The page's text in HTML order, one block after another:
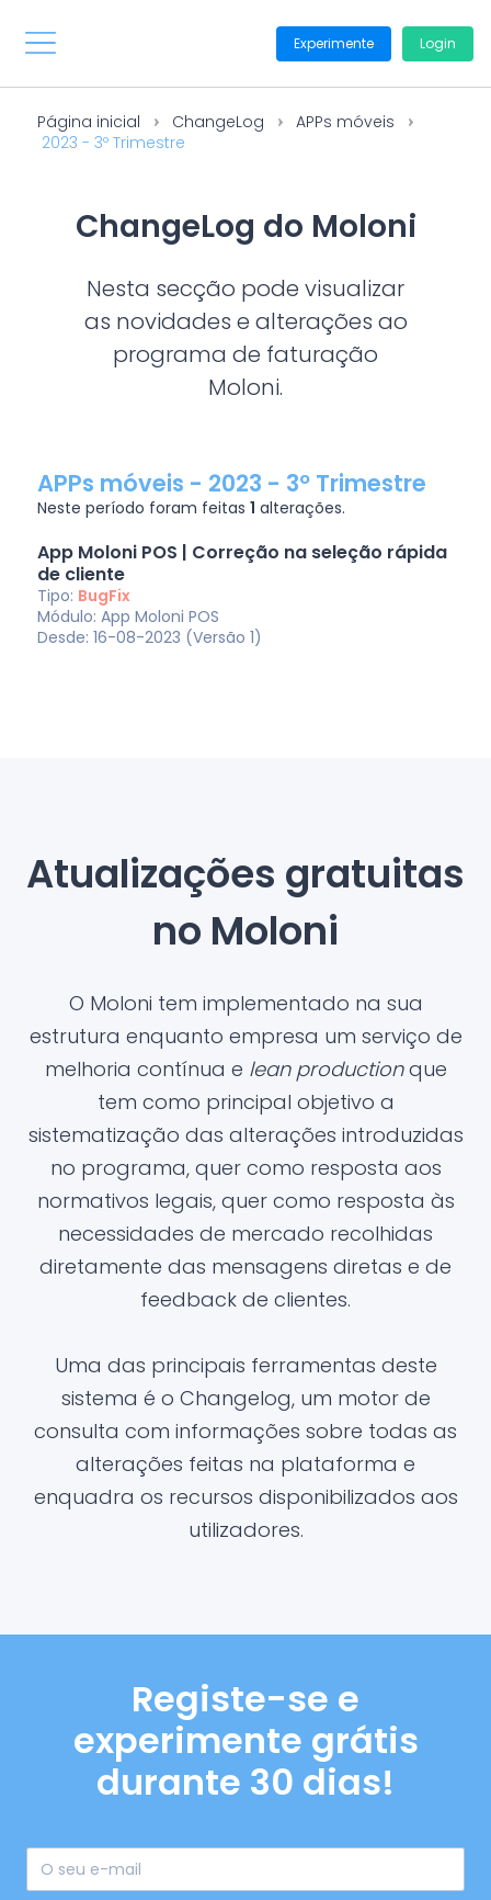
Experimente Login
Página inicial ChangeLog
APPs móveis
2023 - 3º Trimestre
ChangeLog do Moloni
Nesta secção pode visualizar
as novidades e alterações ao
programa de faturação
Moloni.
APPs móveis - 2023 - 3º Trimestre
Neste período foram feitas 1 alterações.
App Moloni POS | Correção na seleção rápida
de cliente
Tipo: BugFix
Módulo: App Moloni POS
Desde: 16-08-2023 (Versão 1)
Atualizações gratuitas
no Moloni
O Moloni tem implementado na sua
estrutura enquanto empresa um serviço de
melhoria contínua e lean productionque
tem como principal objetivo a
sistematização das alterações introduzidas
no programa, quer como resposta aos
normativos legais, quer como resposta às
necessidades de mercado recolhidas
diretamente das mensagens diretas e de
feedback de clientes.
Uma das principais ferramentas deste
sistema é o Changelog, um motor de
consulta com informações sobre todas as
alterações feitas na plataforma e
enquadra os recursos disponibilizados aos
utilizadores.
Registe-se e
experimente grátis
durante 30 dias!